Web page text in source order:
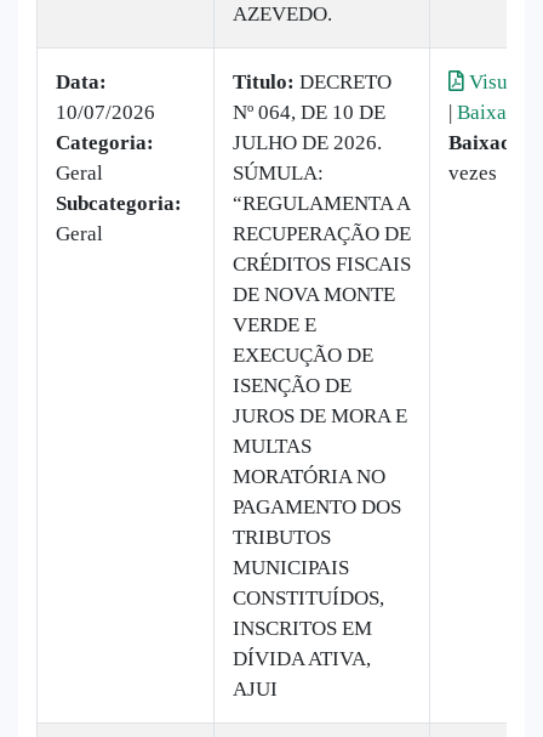
AZEVEDO.
Data:
10/07/2026
Categoria:
Geral
Subcategoria:
Geral
Titulo: DECRETO
Nº 064, DE 10 DE
JULHO DE 2026.
SÚMULA:
“REGULAMENTA A
RECUPERAÇÃO DE
CRÉDITOS FISCAIS
DE NOVA MONTE
VERDE E
EXECUÇÃO DE
ISENÇÃO DE
JUROS DE MORA E
MULTAS
MORATÓRIA NO
PAGAMENTO DOS
TRIBUTOS
MUNICIPAIS
CONSTITUÍDOS,
INSCRITOS EM
DÍVIDA ATIVA,
AJUI
| Baixar
Baixado:
vezes